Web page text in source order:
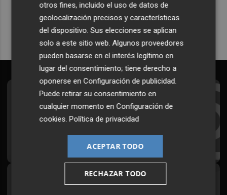
Quiero suscribirme
Suscríbete al Boletín
Todos los días a primera hora en tu email
Síguenos en redes
otros fines, incluido el uso de datos de
geolocalización precisos y características
del dispositivo. Sus elecciones se aplican
solo a este sitio web. Algunos proveedores
pueden basarse en el interés legítimo en
lugar del consentimiento; tiene derecho a
oponerse enConfiguración de publicidad.
Puede retirar su consentimiento en
cualquier momento enConfiguración de
cookies.Política de privacidad
ACEPTAR TODO
RECHAZAR TODO